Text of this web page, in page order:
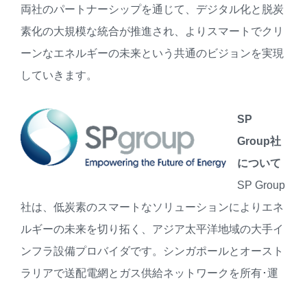
両社のパートナーシップを通じて、デジタル化と脱炭
素化の大規模な統合が推進され、よりスマートでクリ
ーンなエネルギーの未来という共通のビジョンを実現
していきます。
SP
Group社
について
SP Group
社は、低炭素のスマートなソリューションによりエネ
ルギーの未来を切り拓く、アジア太平洋地域の大手イ
ンフラ設備プロバイダです。シンガポールとオースト
ラリアで送配電網とガス供給ネットワークを所有･運